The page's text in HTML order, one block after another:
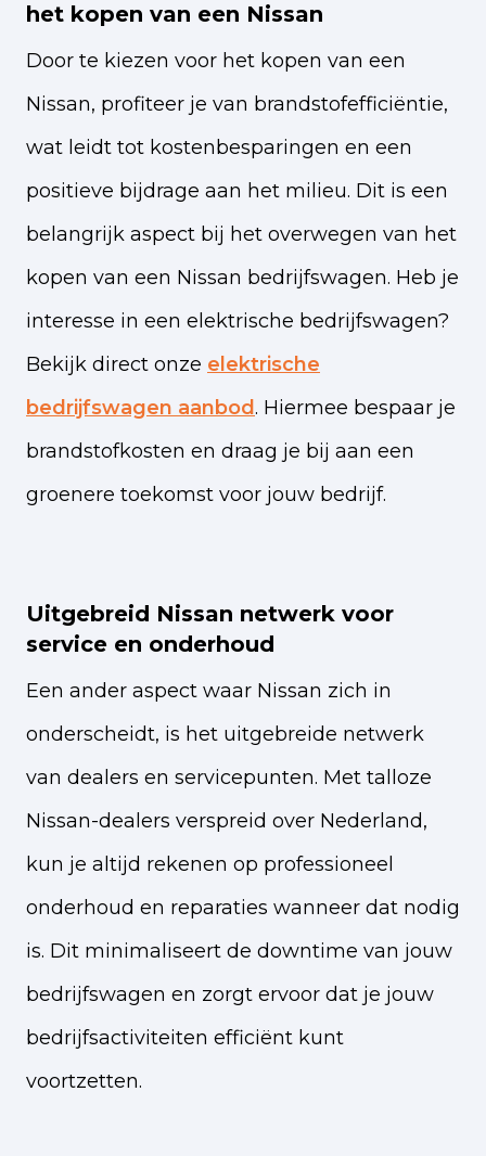
het kopen van een Nissan
Door te kiezen voor het kopen van een
Nissan, profiteer je van brandstofefficiëntie,
wat leidt tot kostenbesparingen en een
positieve bijdrage aan het milieu. Dit is een
belangrijk aspect bij het overwegen van het
kopen van een Nissan bedrijfswagen. Heb je
interesse in een elektrische bedrijfswagen?
Bekijk direct onze elektrische
bedrijfswagen aanbod. Hiermee bespaar je
brandstofkosten en draag je bij aan een
groenere toekomst voor jouw bedrijf.
Uitgebreid Nissan netwerk voor
service en onderhoud
Een ander aspect waar Nissan zich in
onderscheidt, is het uitgebreide netwerk
van dealers en servicepunten. Met talloze
Nissan-dealers verspreid over Nederland,
kun je altijd rekenen op professioneel
onderhoud en reparaties wanneer dat nodig
is. Dit minimaliseert de downtime van jouw
bedrijfswagen en zorgt ervoor dat je jouw
bedrijfsactiviteiten efficiënt kunt
voortzetten.